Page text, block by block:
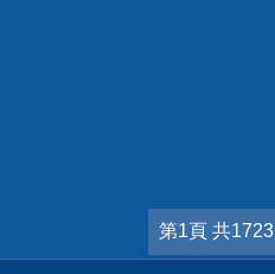
第1頁 共